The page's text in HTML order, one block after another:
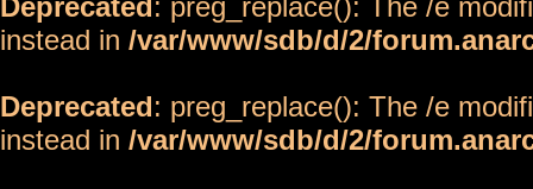
Deprecated: preg_replace(): The /e
instead in /var/www/sdb/d/2/
Deprecated: preg_replace(): The /e
instead in /var/www/sdb/d/2/